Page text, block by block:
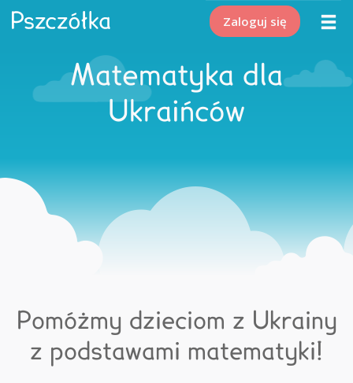
Zaloguj się
Matematyka dla
Ukraińców
Pomóżmy dzieciom z Ukrainy
z podstawami matematyki!